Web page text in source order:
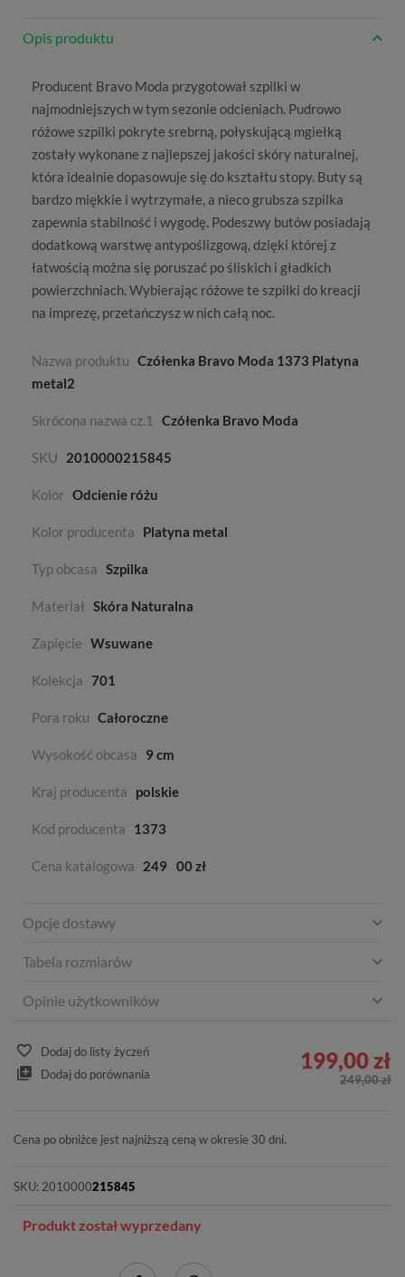
Opis produktu
Producent Bravo Moda przygotował szpilki w
najmodniejszych w tym sezonie odcieniach. Pudrowo
różowe szpilki pokryte srebrną, połyskującą mgiełką
zostały wykonane z najlepszej jakości skóry naturalnej,
która idealnie dopasowuje się do kształtu stopy. Buty są
bardzo miękkie i wytrzymałe, a nieco grubsza szpilka
zapewnia stabilność i wygodę. Podeszwy butów posiadają
dodatkową warstwę antypoślizgową, dzięki której z
łatwością można się poruszać po śliskich i gładkich
powierzchniach. Wybierając różowe te szpilki do kreacji
na imprezę, przetańczysz w nich całą noc.
Nazwa produktu Czółenka Bravo Moda 1373 Platyna
metal2
Skrócona nazwa cz.1 Czółenka Bravo Moda
SKU 2010000215845
Kolor Odcienie różu
Kolor producenta Platyna metal
Typ obcasa Szpilka
Materiał Skóra Naturalna
Zapięcie Wsuwane
Kolekcja 701
Pora roku Całoroczne
Wysokość obcasa 9 cm
Kraj producenta polskie
Kod producenta 1373
Cena katalogowa 249 00 zł
Opcje dostawy
Tabela rozmiarów
Opinie użytkowników
Dodaj do listy życzeń
Dodaj do porównania
199,00 zł
249,00 zł
Cena po obniżce jest najniższą ceną w okresie 30 dni.
SKU: 2010000215845
Produkt został wyprzedany